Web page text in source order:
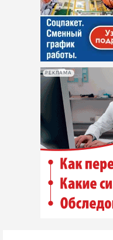
РЕКЛАМА